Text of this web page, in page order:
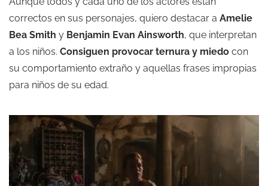
correctos en sus personajes, quiero destacar a Amelie
Bea Smith y Benjamin Evan Ainsworth, que interpretan
a los niños. Consiguen provocar ternura y miedo con
su comportamiento extraño y aquellas frases impropias
para niños de su edad.